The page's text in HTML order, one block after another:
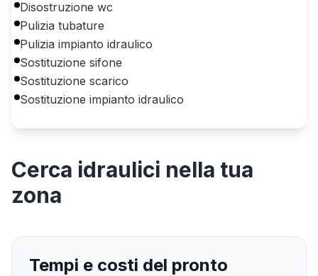
Disostruzione wc
Pulizia tubature
Pulizia impianto idraulico
Sostituzione sifone
Sostituzione scarico
Sostituzione impianto idraulico
Cerca idraulici nella tua
zona
Tempi e costi del pronto